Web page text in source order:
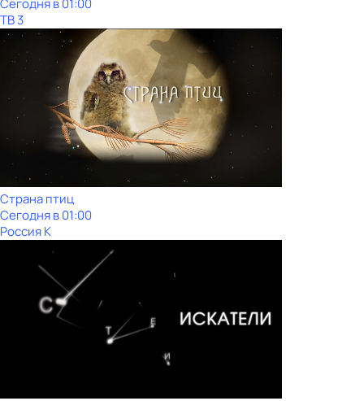
Сегодня в 01:00
ТВ 3
Страна птиц
Сегодня в 01:00
Россия К